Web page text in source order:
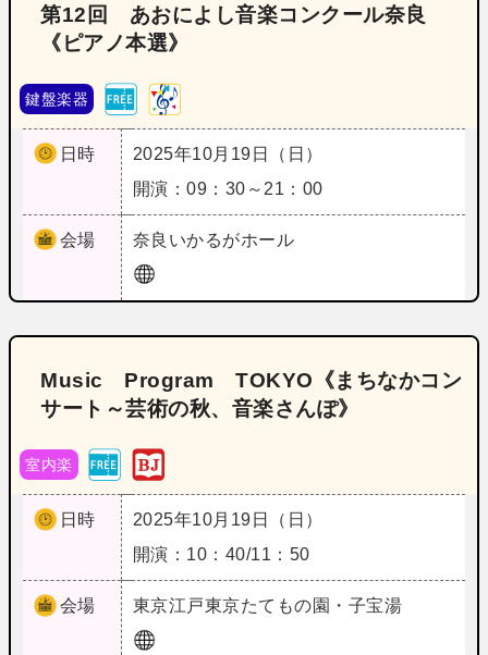
第12回 あおによし音楽コンクール奈良
《ピアノ本選》
鍵盤楽器
日時
2025年10月19日（日）
開演：09：30～21：00
会場 奈良 いかるがホール
Music Program TOKYO《まちなかコン
サート～芸術の秋、音楽さんぽ》
室内楽
日時
2025年10月19日（日）
開演：10：40/11：50
会場 東京江戸東京たてもの園・子宝湯